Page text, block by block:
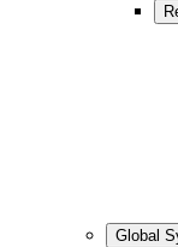
Global